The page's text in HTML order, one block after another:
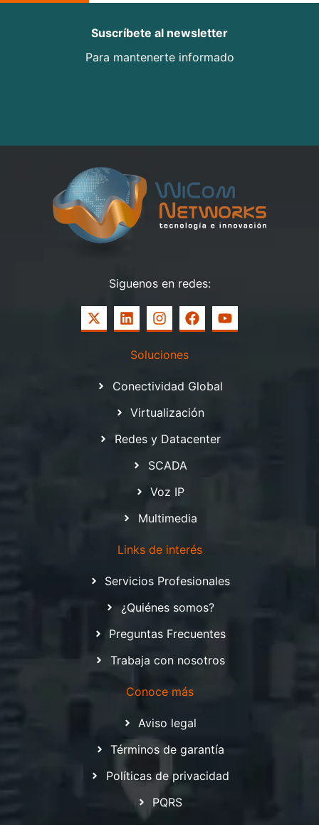
Suscríbete al newsletter
Para mantenerte informado
Siguenos en redes:
Soluciones
Conectividad Global
Virtualización
Redes y Datacenter
SCADA
Voz IP
Multimedia
Links de interés
Servicios Profesionales
¿Quiénes somos?
Preguntas Frecuentes
Trabaja con nosotros
Conoce más
Aviso legal
Términos de garantía
Políticas de privacidad
PQRS